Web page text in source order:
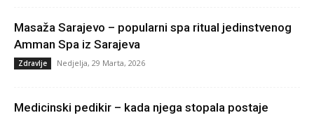
Masaža Sarajevo – popularni spa ritual jedinstvenog
Amman Spa iz Sarajeva
Zdravlje Nedjelja, 29 Marta, 2026
Medicinski pedikir – kada njega stopala postaje